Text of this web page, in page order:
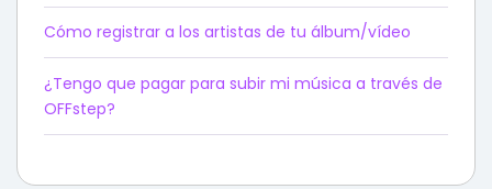
Cómo registrar a los artistas de tu álbum/vídeo
¿Tengo que pagar para subir mi música a través de
OFFstep?